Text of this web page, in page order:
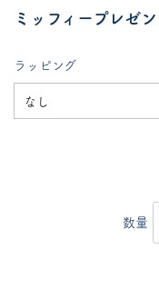
ミッフィープレゼ
ラッピング
数量